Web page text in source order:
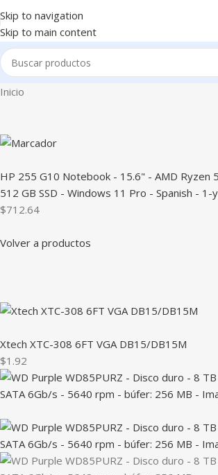
Skip to navigation
Skip to main content
Inicio
HP 255 G10 Notebook - 15.6" - AMD Ryzen
512 GB SSD - Windows 11 Pro - Spanish -
$712.64
Volver a productos
Xtech XTC-308 6FT VGA DB15/DB15M
$1.92